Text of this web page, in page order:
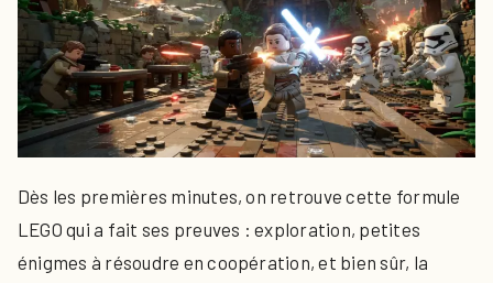
Dès les premières minutes, on retrouve cette formule
LEGO qui a fait ses preuves : exploration, petites
énigmes à résoudre en coopération, et bien sûr, la